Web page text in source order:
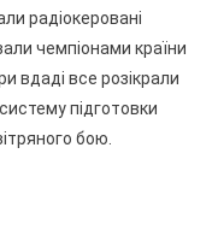
радіокеровані
чемпіонами країни
вдаді все розікрали
підготовки
бою.